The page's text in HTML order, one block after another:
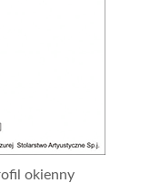
okienny